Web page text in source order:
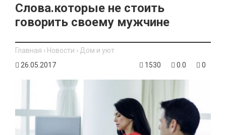
Слова.которые не стоить
говорить своему мужчине
Главная › Новости › Дом и уют
26.05.2017
1530 0.0 0